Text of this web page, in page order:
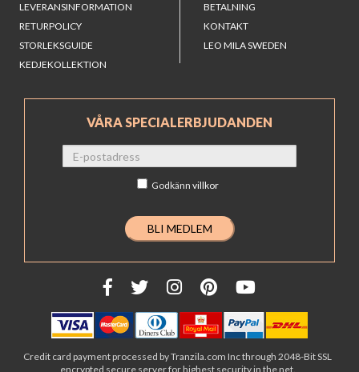
LEVERANSINFORMATION
RETURPOLICY
STORLEKSGUIDE
KEDJEKOLLEKTION
BETALNING
KONTAKT
LEO MILA SWEDEN
VÅRA SPECIALERBJUDANDEN
Godkänn villkor
Credit card payment processed by Tranzila.com Inc through 2048-Bit SSL
encrypted secure server for highest security in the net.